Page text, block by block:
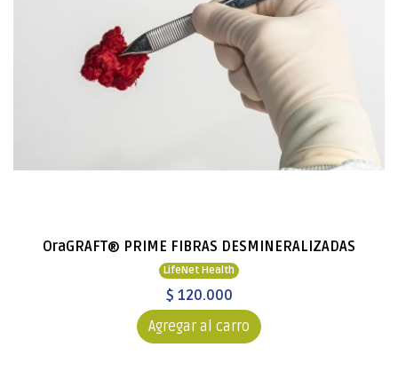
OraGRAFT® PRIME FIBRAS DESMINERALIZADAS
LifeNet Health
$ 120.000
Agregar al carro